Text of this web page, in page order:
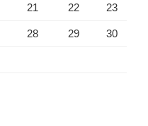
21 22 23
28 29 30